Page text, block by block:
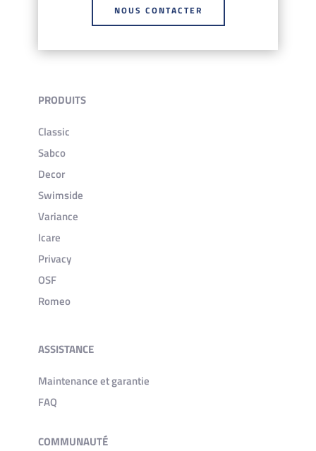
NOUS CONTACTER
PRODUITS
Classic
Sabco
Decor
Swimside
Variance
Icare
Privacy
OSF
Romeo
ASSISTANCE
Maintenance et garantie
FAQ
COMMUNAUTÉ